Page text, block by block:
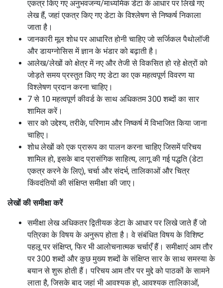
एकत्र किए गए अनुभवजन्य/माध्यमिक डेटा के आधार पर लिखे गए
लेख हैं, जहां एकत्र किए गए डेटा के विश्लेषण से निष्कर्ष निकाला
जाता है।
जानकारी मूल शोध पर आधारित होनी चाहिए जो सर्जिकल पैथोलॉजी
और डायग्नोसिस में ज्ञान के भंडार को बढ़ाती है।
आलेख/लेखों को क्षेत्र में नए और तेजी से विकसित हो रहे क्षेत्रों को
जोड़ते समय प्रस्तुत किए गए डेटा का एक महत्वपूर्ण विवरण या
विश्लेषण प्रदान करना चाहिए।
7 से 10 महत्वपूर्ण कीवर्ड के साथ अधिकतम 300 शब्दों का सार
शामिल करें।
सार को उद्देश्य, तरीके, परिणाम और निष्कर्ष में विभाजित किया जाना
चाहिए।
शोध लेखों को एक प्रारूप का पालन करना चाहिए जिसमें परिचय
शामिल हो, इसके बाद प्रासंगिक साहित्य, लागू की गई पद्धति (डेटा
एकत्र करने के लिए), चर्चा और संदर्भ, तालिकाओं और चित्र
किंवदंतियों की संक्षिप्त समीक्षा की जाए।
लेखों की समीक्षा करें
समीक्षा लेख अधिकतर द्वितीयक डेटा के आधार पर लिखे जाते हैं जो
पत्रिका के विषय के अनुरूप होता है।वे संबंधित विषय के विशिष्ट
पहलू पर संक्षिप्त, फिर भी आलोचनात्मक चर्चाएँ हैं।समीक्षाएं आम तौर
पर 300 शब्दों और कुछ मुख्य शब्दों के संक्षिप्त सार के साथ समस्या के
बयान से शुरू होती हैं।परिचय आम तौर पर मुद्दे को पाठकों के सामने
लाता है, जिसके बाद जहां भी आवश्यक हो, आवश्यक तालिकाओं,